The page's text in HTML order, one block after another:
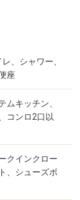
、シャワー、
座
ムキッチン、
コンロ2口以
クインクロー
、シューズボ